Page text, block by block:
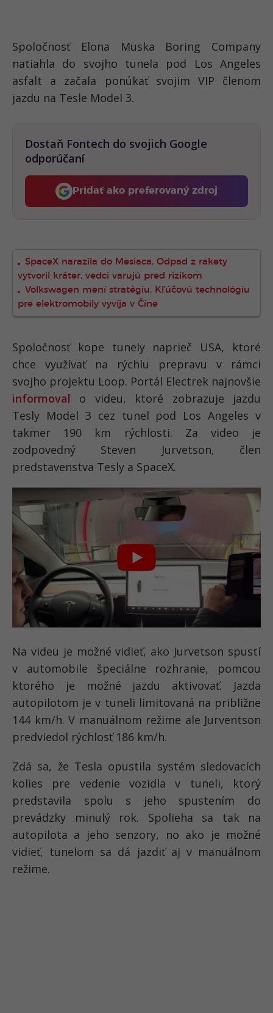
Spoločnosť Elona Muska Boring Company
natiahla do svojho tunela pod Los Angeles
asfalt a začala ponúkať svojim VIP členom
jazdu na Tesle Model 3.
Dostaň Fontech do svojich Google
odporúčaní
Pridať ako preferovaný zdroj
Fontech, odkaz sa otvorí v
SpaceX narazila do Mesiaca. Odpad z rakety
vytvoril kráter, vedci varujú pred rizikom
Volkswagen mení stratégiu. Kľúčovú technológiu
pre elektromobily vyvíja v Číne
Spoločnosť kope tunely naprieč USA, ktoré
chce využívať na rýchlu prepravu v rámci
svojho projektu Loop. Portál Electrek najnovšie
informoval o videu, ktoré zobrazuje jazdu
Tesly Model 3 cez tunel pod Los Angeles v
takmer 190 km rýchlosti. Za video je
zodpovedný Steven Jurvetson, člen
predstavenstva Tesly a SpaceX.
Na videu je možné vidieť, ako Jurvetson spustí
v automobile špeciálne rozhranie, pomcou
ktorého je možné jazdu aktivovať. Jazda
autopilotom je v tuneli limitovaná na približne
144 km/h. V manuálnom režime ale Jurventson
predviedol rýchlosť 186 km/h.
Zdá sa, že Tesla opustila systém sledovacích
kolies pre vedenie vozidla v tuneli, ktorý
predstavila spolu s jeho spustením do
prevádzky minulý rok. Spolieha sa tak na
autopilota a jeho senzory, no ako je možné
vidieť, tunelom sa dá jazdiť aj v manuálnom
režime.